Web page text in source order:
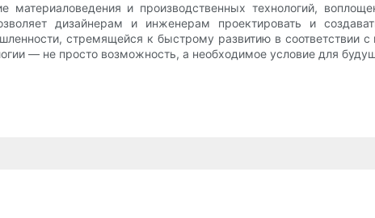
материаловедения и производственных технологий,
дизайнерам и инженерам проектировать и
стремящейся к быстрому развитию в
— не просто возможность, а необходимое условие для